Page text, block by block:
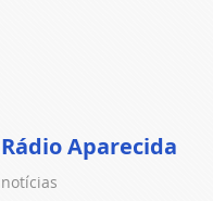
Rádio Aparecida
notícias